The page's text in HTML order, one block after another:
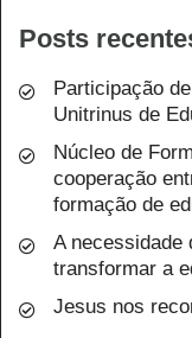
Posts
Participação
Unitrinus de
Núcleo de
cooperação
formação de
A necessidade
transformar a
Jesus nos